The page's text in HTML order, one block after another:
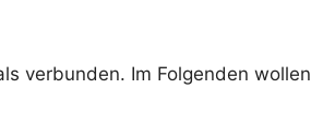
verbunden. Im Folgenden wollen